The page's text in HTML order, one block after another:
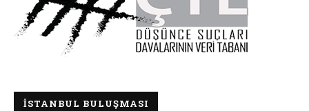
İSTANBUL BULUŞMASI